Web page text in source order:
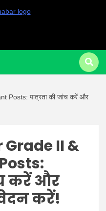
|
Posts: पात्रता की जांच करें और
Grade II &
करें और
करें!